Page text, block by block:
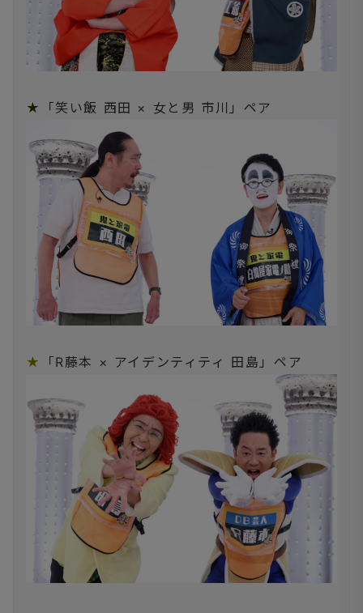
★ 「笑い飯 西田 × 女と男 市川」ペア
★ 「R藤本 × アイデンティティ 田島」ペア